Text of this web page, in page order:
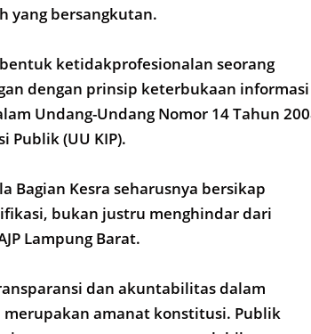
yang bersangkutan.
ketidakprofesionalan seorang
dengan prinsip keterbukaan informasi
Undang-Undang Nomor 14 Tahun
Publik (UU KIP).
Bagian Kesra seharusnya bersikap
bukan justru menghindar dari
Lampung Barat.
dan akuntabilitas dalam
merupakan amanat konstitusi. Publik